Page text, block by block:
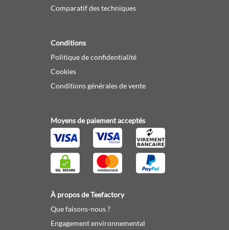
Comparatif des techniques
Conditions
Politique de confidentialité
Cookies
Conditions générales de vente
Moyens de paiement acceptés
À propos de Teefactory
Que faisons-nous ?
Engagement environnemental